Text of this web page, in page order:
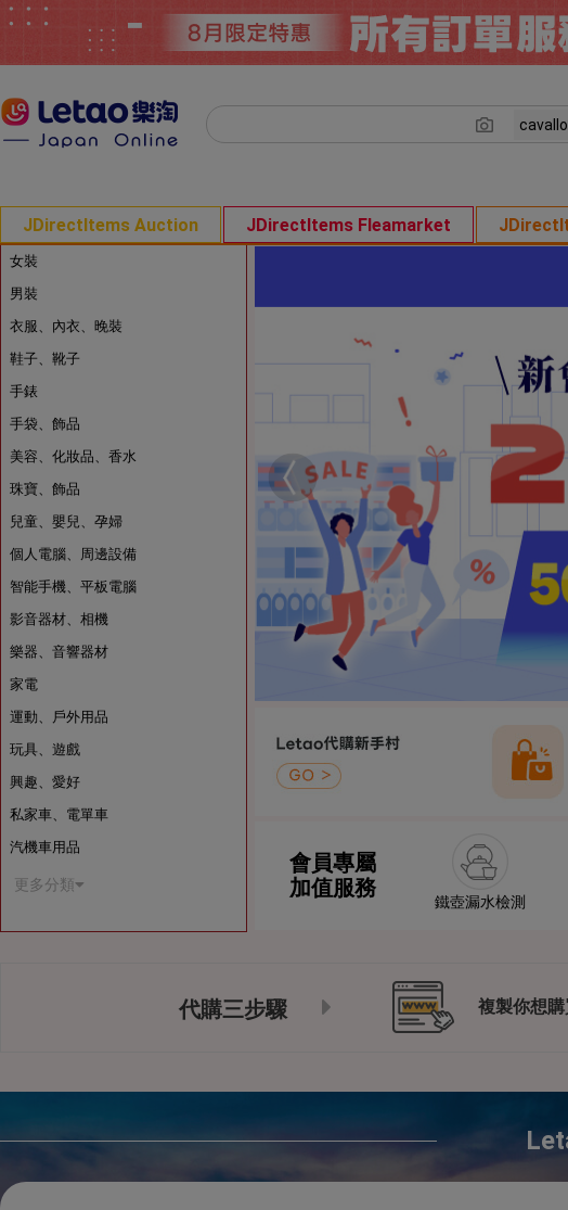
JDirectItems Auction JDirectItems Fleamarket
女裝
男裝
衣服、內衣、晚裝
鞋子、靴子
手錶
手袋、飾品
美容、化妝品、香水
珠寶、飾品
兒童、嬰兒、孕婦
個人電腦、周邊設備
智能手機、平板電腦
影音器材、相機
樂器、音響器材
家電
運動、戶外用品
玩具、遊戲
興趣、愛好
私家車、電單車
汽機車用品
更多分類
會員專屬
加值服務
鐵壺漏水檢測
代購三步驟 複製你想